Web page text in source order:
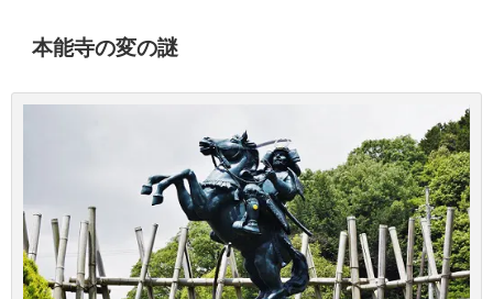
本能寺の変の謎